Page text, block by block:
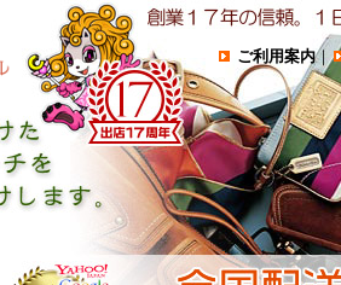
ご利用案内｜